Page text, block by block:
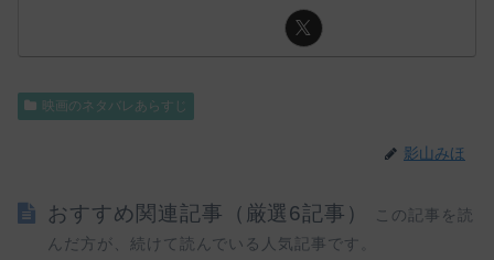
映画のネタバレあらすじ
影山みほ
おすすめ関連記事（厳選6記事）
この記事を読
んだ方が、続けて読んでいる人気記事です。